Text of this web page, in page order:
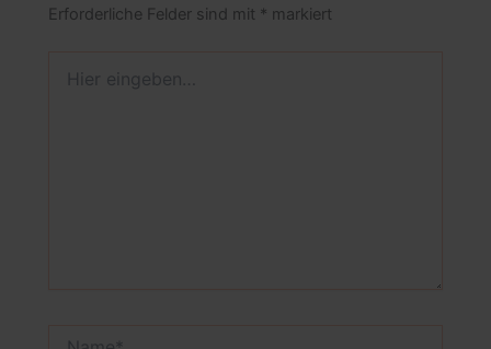
Erforderliche Felder sind mit * markiert
eingeben…